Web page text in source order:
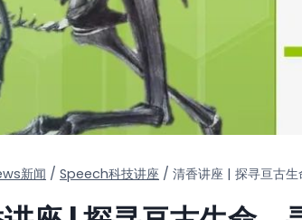
新闻 / Speech科技讲座 / 清香讲座 | 探寻亘古